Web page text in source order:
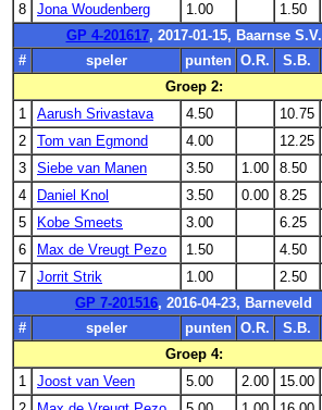
8
Jona Woudenberg 1.00 1.50
GP 4-201617, 2017-01-15, Baarnse S.V.
#
speler punten O.R. S.B.
Groep 2:
1
Aarush Srivastava 4.50 10.75
2
Tom van Egmond 4.00 12.25
3
Siebe van Manen 3.50 1.00 8.50
4
Daniel Knol 3.50 0.00 8.25
5
Kobe Smeets 3.00 6.25
6
Max de Vreugt Pezo 1.50 4.50
7
Jorrit Strik 1.00 2.50
GP 7-201516, 2016-04-23, Barneveld
#
speler punten O.R. S.B.
Groep 4:
1
Joost van Veen 5.00 2.00 15.00